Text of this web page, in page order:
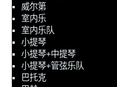
威尔第
室内乐
室内乐队
小提琴
小提琴+中提琴
小提琴+管弦乐队
巴托克